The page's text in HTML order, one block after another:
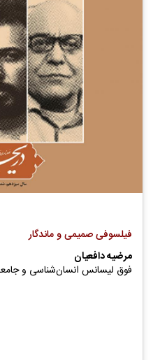
فیلسوفی صمیمی و ماندگار
مرضیه دافعیان
فوق لیسانس انسان‌شناسی و